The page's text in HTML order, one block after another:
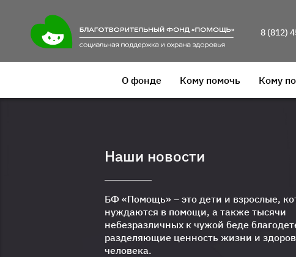
8 (812)
О фонде Кому помочь Кому
Наши новости
БФ «Помощь» – это дети и взрослые,
нуждаются в помощи, а также тысячи
небезразличных к чужой беде
разделяющие ценность жизни и
человека.